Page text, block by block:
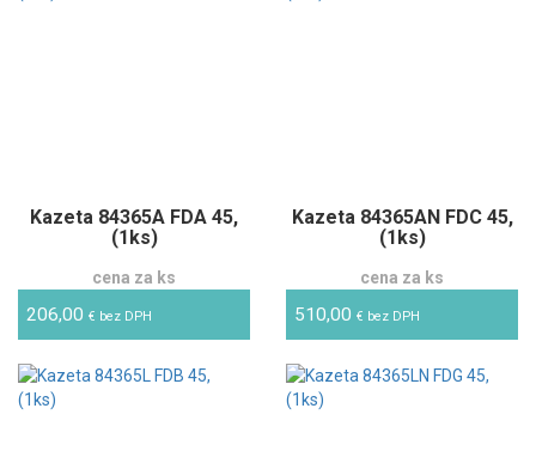
Kazeta 84365A FDA 45,
(1ks)
cena za ks
206,00 € bez DPH
Kazeta 84365AN FDC 45,
(1ks)
cena za ks
510,00 € bez DPH